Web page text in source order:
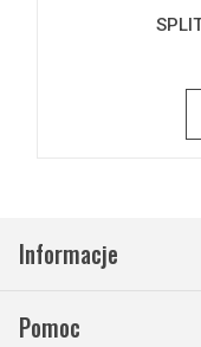
Informacje
Pomoc